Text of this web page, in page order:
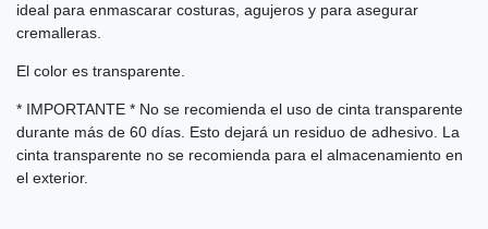
ideal para enmascarar costuras, agujeros y para asegurar
cremalleras.
El color es transparente.
* IMPORTANTE * No se recomienda el uso de cinta transparente
durante más de 60 días. Esto dejará un residuo de adhesivo. La
cinta transparente no se recomienda para el almacenamiento en
el exterior.